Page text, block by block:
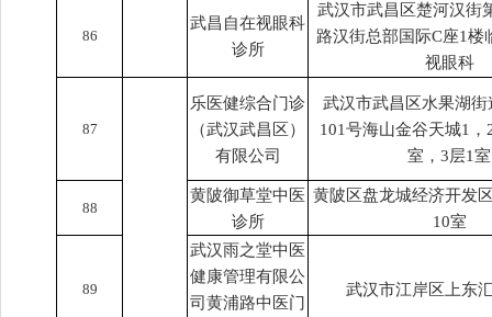
86
武昌自在视眼科
诊所
武汉市武昌区楚河汉街
路汉街总部国际C座1楼
视眼科
87
乐医健综合门诊
（武汉武昌区）
有限公司
武汉市武昌区水果湖街
101号海山金谷天城1，
室，3层1室
88
黄陂御草堂中医
诊所
黄陂区盘龙城经济开发
10室
89
武汉雨之堂中医
健康管理有限公
司黄浦路中医门
武汉市江岸区上东